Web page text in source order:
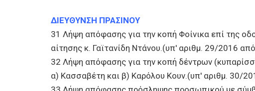
ΔΙΕΥΘΥΝΣΗ ΠΡΑΣΙΝΟΥ
31 Λήψη απόφασης για την κοπή Φοίνικα επί της
αίτησης κ. Γαϊτανίδη Ντάνου.(υπ' αριθμ. 29/2016
32 Λήψη απόφασης για την κοπή δέντρων
α) Κασσαβέτη και β) Καρόλου Κουν.(υπ' αριθμ. 30/